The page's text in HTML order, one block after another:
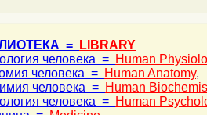
=
LIBRARY
человека = Human
человека = Human Anatomy,
человека = Human
человека = Human